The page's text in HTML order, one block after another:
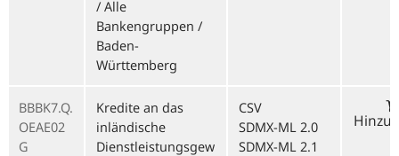
/ Alle
Bankengruppen /
Baden-
Württemberg
BBBK7.Q.
OEAE02
G
Kredite an das
inländische
Dienstleistungsgew
CSV
SDMX-ML 2.0
SDMX-ML 2.1